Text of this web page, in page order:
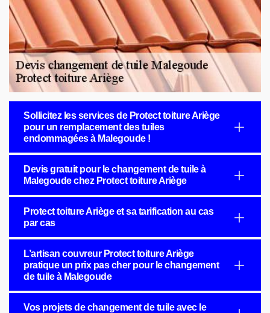
Sollicitez les services de Protect toiture Ariège
pour un remplacement des tuiles
endommagées à Malegoude !
Devis gratuit pour le changement de tuile à
Malegoude chez Protect toiture Ariège
Protect toiture Ariège et sa tarification au cas
par cas
L’artisan couvreur Protect toiture Ariège
pratique un prix pas cher pour le changement
de tuile à Malegoude
Vos projets de changement de tuile avec le